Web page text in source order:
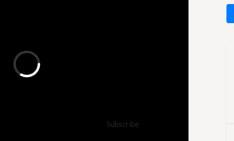
Subscribe